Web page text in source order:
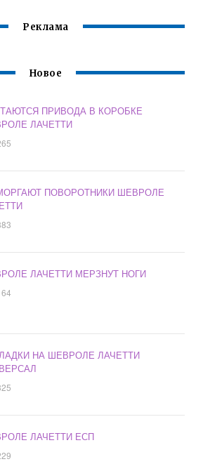
Реклама
Новое
ПРИВОДА В КОРОБКЕ
ЛАЧЕТТИ
ПОВОРОТНИКИ ШЕВРОЛЕ
ЛАЧЕТТИ МЕРЗНУТ НОГИ
НА ШЕВРОЛЕ ЛАЧЕТТИ
ЛАЧЕТТИ ЕСП